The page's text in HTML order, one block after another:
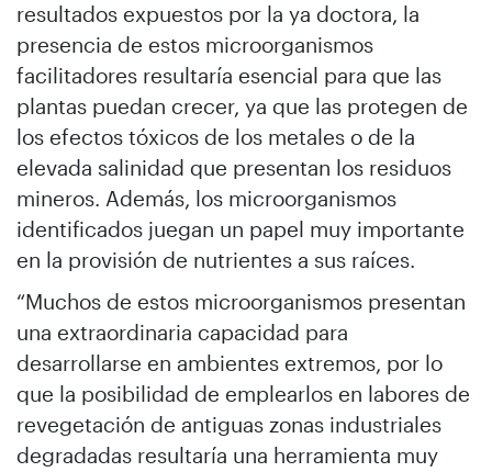
resultados expuestos por la ya doctora, la
presencia de estos microorganismos
facilitadores resultaría esencial para que las
plantas puedan crecer, ya que las protegen de
los efectos tóxicos de los metales o de la
elevada salinidad que presentan los residuos
mineros. Además, los microorganismos
identificados juegan un papel muy importante
en la provisión de nutrientes a sus raíces.
“Muchos de estos microorganismos presentan
una extraordinaria capacidad para
desarrollarse en ambientes extremos, por lo
que la posibilidad de emplearlos en labores de
revegetación de antiguas zonas industriales
degradadas resultaría una herramienta muy